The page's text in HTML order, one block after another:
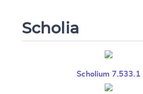
Scholia
Scholium 7.533.1
Change language